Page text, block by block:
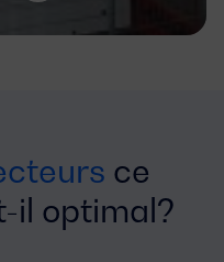
ce
il optimal?